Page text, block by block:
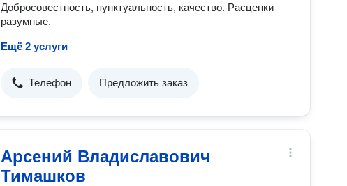
Добросовестность, пунктуальность, качество. Расценки
разумные.
Ещё 2 услуги
Телефон Предложить заказ
Арсений Владиславович
Тимашков